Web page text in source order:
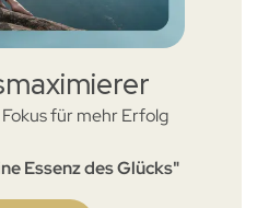
für mehr Erfolg
Essenz des Glücks"